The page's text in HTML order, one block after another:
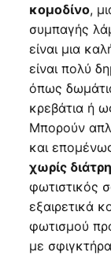
κομοδίνο,
συμπαγής
είναι μια
είναι πολύ
όπως
κρεβάτια ή
Μπορούν
και
χωρίς
φωτιστικός
εξαιρετικά
φωτισμού
με